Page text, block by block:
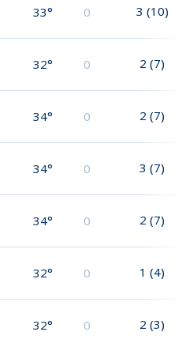
33° 0 3 (10)
32° 0 2 (7)
34° 0 2 (7)
34° 0 3 (7)
34° 0 2 (7)
32° 0 1 (4)
32° 0 2 (3)